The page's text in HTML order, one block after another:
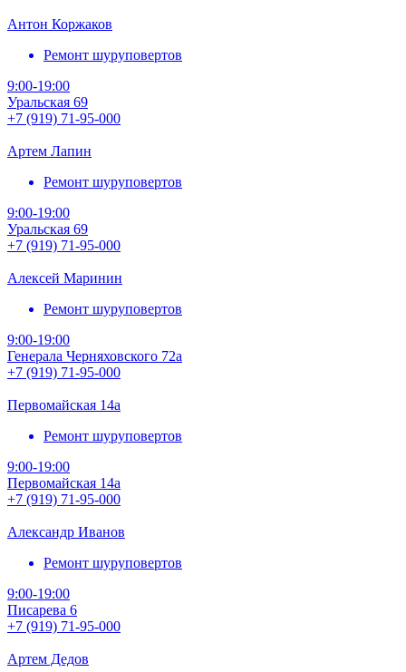
Антон Коржаков
Ремонт шуруповертов
9:00-19:00
Уральская 69
+7 (919) 71-95-000
Артем Лапин
Ремонт шуруповертов
9:00-19:00
Уральская 69
+7 (919) 71-95-000
Алексей Маринин
Ремонт шуруповертов
9:00-19:00
Генерала Черняховского 72а
+7 (919) 71-95-000
Первомайская 14а
Ремонт шуруповертов
9:00-19:00
Первомайская 14а
+7 (919) 71-95-000
Александр Иванов
Ремонт шуруповертов
9:00-19:00
Писарева 6
+7 (919) 71-95-000
Артем Дедов